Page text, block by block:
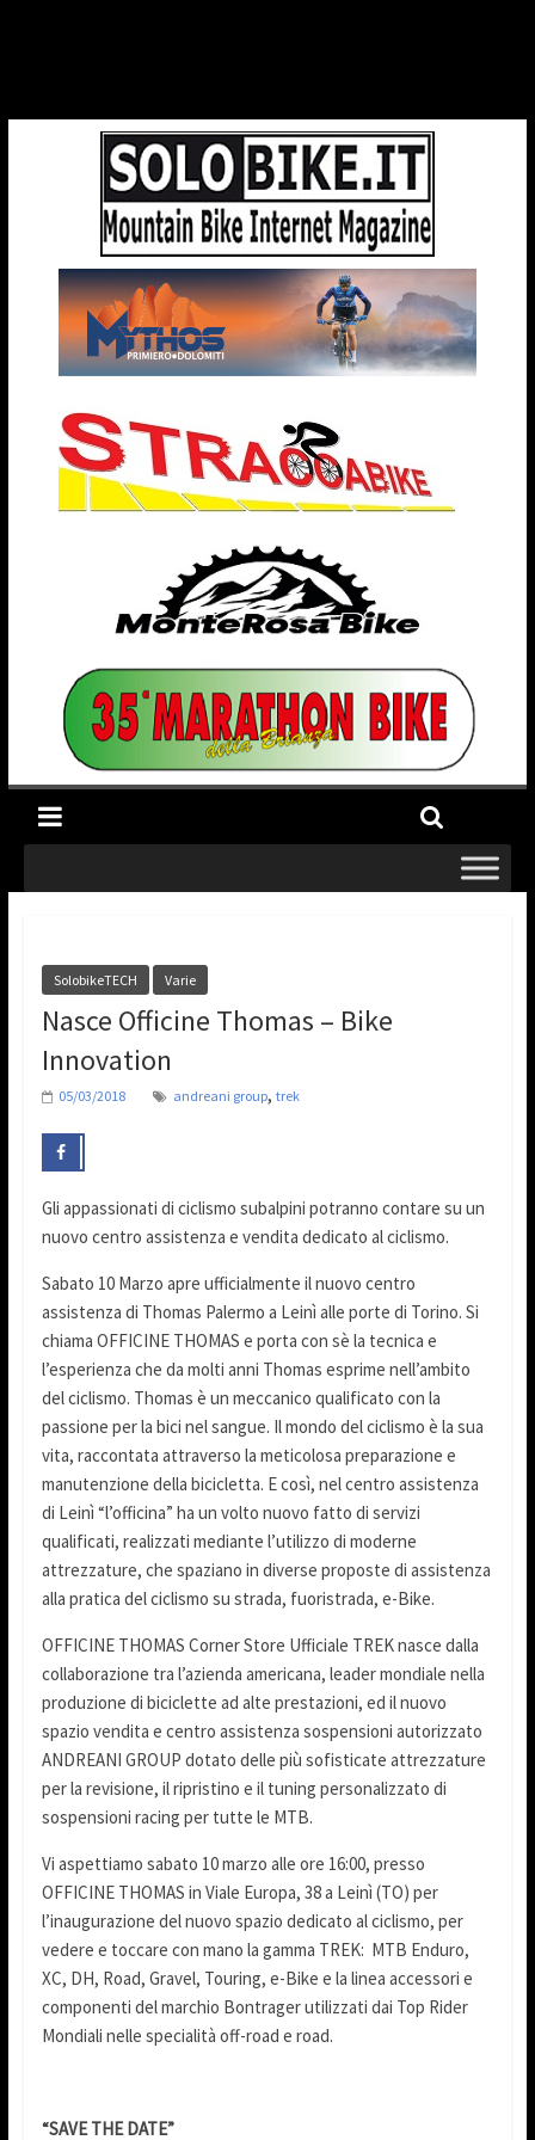
SolobikeTECH Varie
Nasce Officine Thomas – Bike
Innovation
05/03/2018 andreani group, trek
Gli appassionati di ciclismo subalpini potranno contare su un
nuovo centro assistenza e vendita dedicato al ciclismo.
Sabato 10 Marzo apre ufficialmente il nuovo centro
assistenza di Thomas Palermo a Leinì alle porte di Torino. Si
chiama OFFICINE THOMAS e porta con sè la tecnica e
l’esperienza che da molti anni Thomas esprime nell’ambito
del ciclismo. Thomas è un meccanico qualificato con la
passione per la bici nel sangue. Il mondo del ciclismo è la sua
vita, raccontata attraverso la meticolosa preparazione e
manutenzione della bicicletta. E così, nel centro assistenza
di Leinì “l’officina” ha un volto nuovo fatto di servizi
qualificati, realizzati mediante l’utilizzo di moderne
attrezzature, che spaziano in diverse proposte di assistenza
alla pratica del ciclismo su strada, fuoristrada, e-Bike.
OFFICINE THOMAS Corner Store Ufficiale TREK nasce dalla
collaborazione tra l’azienda americana, leader mondiale nella
produzione di biciclette ad alte prestazioni, ed il nuovo
spazio vendita e centro assistenza sospensioni autorizzato
ANDREANI GROUP dotato delle più sofisticate attrezzature
per la revisione, il ripristino e il tuning personalizzato di
sospensioni racing per tutte le MTB.
Vi aspettiamo sabato 10 marzo alle ore 16:00, presso
OFFICINE THOMAS in Viale Europa, 38 a Leinì (TO) per
l’inaugurazione del nuovo spazio dedicato al ciclismo, per
vedere e toccare con mano la gamma TREK: MTB Enduro,
XC, DH, Road, Gravel, Touring, e-Bike e la linea accessori e
componenti del marchio Bontrager utilizzati dai Top Rider
Mondiali nelle specialità off-road e road.
“SAVE THE DATE”